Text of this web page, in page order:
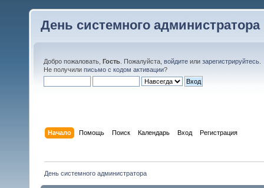
День системного администратора
Добро пожаловать, Гость . Пожалуйста, войдите или зарегистрируйтесь
Не получили письмо с кодом активации?
Начало Помощь Поиск Календарь Вход Регистрация
День системного администратора